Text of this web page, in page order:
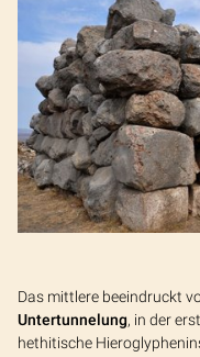
Das mittlere beeindruckt
Untertunnelung, in der
hethitische